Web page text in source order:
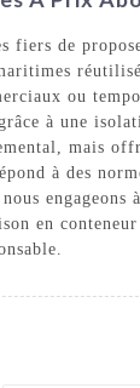
fiers de
ou
à une
mais
à des
en